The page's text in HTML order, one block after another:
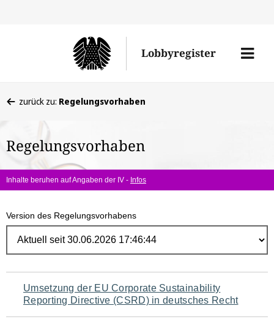
Lobbyregister
Menü
befinden
hier:
zurück zu: Regelungsvorhaben
Regelungsvorhaben
Inhalte beruhen auf Angaben der IV - Infos
Version des Regelungsvorhabens
Navigation
für
Umsetzung der EU Corporate Sustainability
Reporting Directive (CSRD) in deutsches Recht